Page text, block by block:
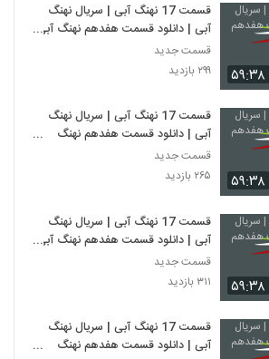
۵۹:۳۸
قسمت 17 نهنگ آبی | سریال نهنگ
آبی | دانلود قسمت هفدهم نهنگ آبی
--
قسمت جدید
۲۹۹ بازدید
۵۹:۳۸
قسمت 17 نهنگ آبی | سریال نهنگ
آبی | دانلود قسمت هفدهم نهنگ
آبی-- -
قسمت جدید
۲۶۵ بازدید
۵۹:۳۸
قسمت 17 نهنگ آبی | سریال نهنگ
آبی | دانلود قسمت هفدهم نهنگ آبی
- -
قسمت جدید
۳۱۱ بازدید
قسمت 17 نهنگ آبی | سریال نهنگ
آبی | دانلود قسمت هفدهم نهنگ